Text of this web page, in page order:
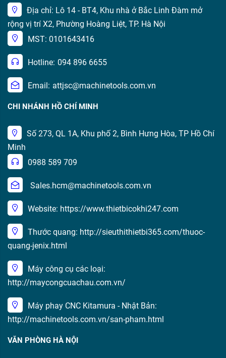
Địa chỉ: Lô 14 - BT4, Khu nhà ở Bắc Linh Đàm mở
rộng vị trí X2, Phường Hoàng Liệt, TP. Hà Nội
MST: 0101643416
Hotline: 094 896 6655
Email: attjsc@machinetools.com.vn
CHI NHÁNH HỒ CHÍ MINH
Số 273, QL 1A, Khu phố 2, Bình Hưng Hòa, TP Hồ Chí
Minh
0988 589 709
Sales.hcm@machinetools.com.vn
Website: https://www.thietbicokhi247.com
Thước quang: http://sieuthithietbi365.com/thuoc-
quang-jenix.html
Máy công cụ các loại:
http://maycongcuachau.com.vn/
Máy phay CNC Kitamura - Nhật Bản:
http://machinetools.com.vn/san-pham.html
VĂN PHÒNG HÀ NỘI